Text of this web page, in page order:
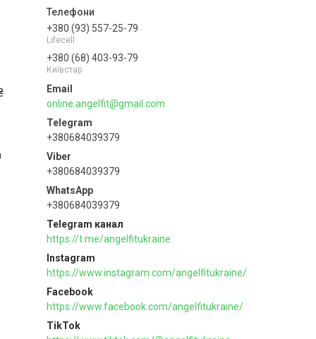
+380 (93) 557-25-79
Lifecell
+380 (68) 403-93-79
Київстар
online.angelfit@gmail.com
+380684039379
+380684039379
+380684039379
Telegram канал
https://t.me/angelfitukraine
Instagram
https://www.instagram.com/angelfitukraine/
Facebook
https://www.facebook.com/angelfitukraine/
TikTok